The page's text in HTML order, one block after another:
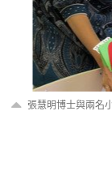
張慧明博士與兩名